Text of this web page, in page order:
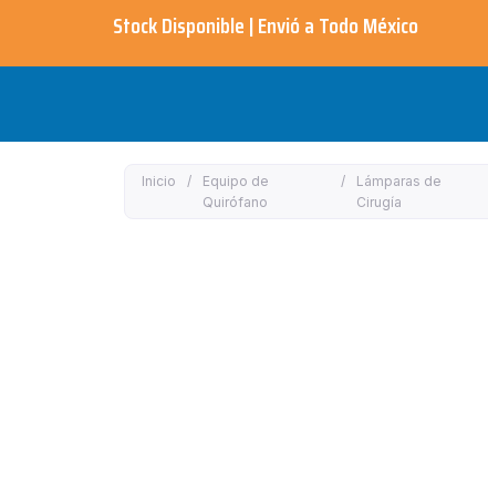
Stock Disponible | Envió a Todo México​
Inicio /
Equipo de
Quirófano
/
Lámparas de
Cirugía